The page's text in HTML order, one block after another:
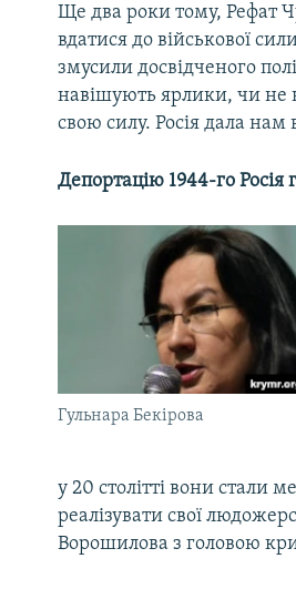
Ще два роки тому, Рефат
вдатися до військової
змусили досвідченого
навішують ярлики, чи не
свою силу. Росія дала
Депортацію 1944-го Росія
Гульнара Бекірова
у 20 столітті вони стали
реалізувати свої
Ворошилова з головою